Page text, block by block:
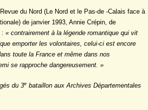
du Nord (Le Nord et le Pas-de -Calais face à
de janvier 1993, Annie Crépin, de
: « contrairement à la légende romantique qui vit
emporter les volontaires, celui-ci est encore
toute la France et même dans nos
se rapproche dangereusement. »
du 3e bataillon aux Archives Départementales